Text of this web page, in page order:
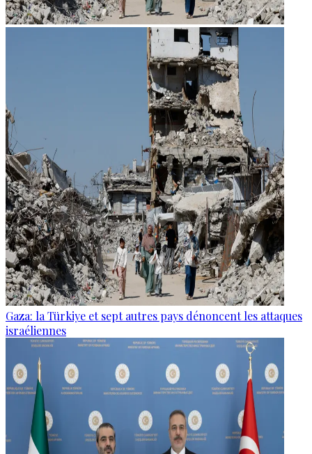
Gaza: la Türkiye et sept autres pays dénoncent les attaques
israéliennes